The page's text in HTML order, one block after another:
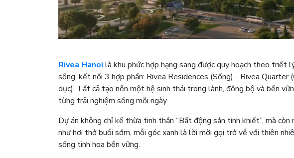
Rivea Hanoi là khu phức hợp hạng sang được quy hoạch theo triết
sống, kết nối 3 hợp phần: Rivea Residences (Sống) - Rivea
dục). Tất cả tạo nên một hệ sinh thái trong lành, đồng bộ và bền
từng trải nghiệm sống mỗi ngày.
Dự án không chỉ kế thừa tinh thần “Bất động sản tinh khiết”, mà
như hơi thở buổi sớm, mỗi góc xanh là lời mời gọi trở về với thiên
sống tinh hoa bền vững.